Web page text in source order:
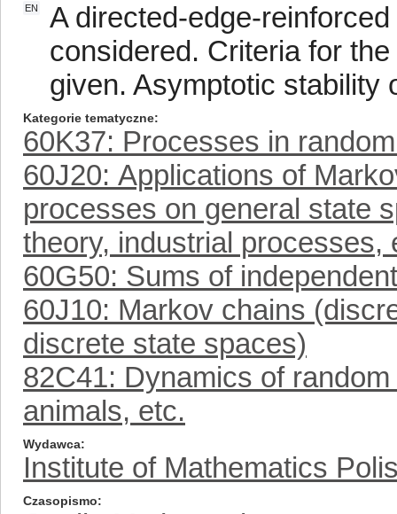
EN
A directed-edge-
considered. Criteria for
given. Asymptotic stability
Kategorie tematyczne
60K37: Processes in
60J20: Applications of
processes on general state
theory, industrial processes,
60G50: Sums of
60J10: Markov chains
discrete state spaces)
82C41: Dynamics of
animals, etc.
Wydawca
Institute of Mathematics
Czasopismo